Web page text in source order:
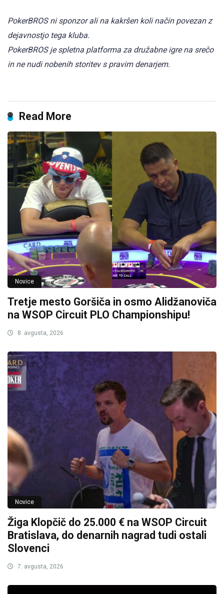
PokerBROS ni sponzor ali na kakršen koli način povezan z
dejavnostjo tega kluba.
PokerBROS je spletna platforma za družabne igre na srečo
in ne nudi nobenih storitev s pravim denarjem.
Read More
Novice
Tretje mesto Goršiča in osmo Alidžanoviča
na WSOP Circuit PLO Championshipu!
8. avgusta, 2026
Novice
Žiga Klopčič do 25.000 € na WSOP Circuit
Bratislava, do denarnih nagrad tudi ostali
Slovenci
7. avgusta, 2026